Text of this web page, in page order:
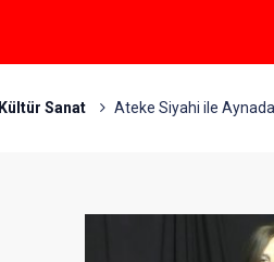
Kültür Sanat Ateke Siyahi ile